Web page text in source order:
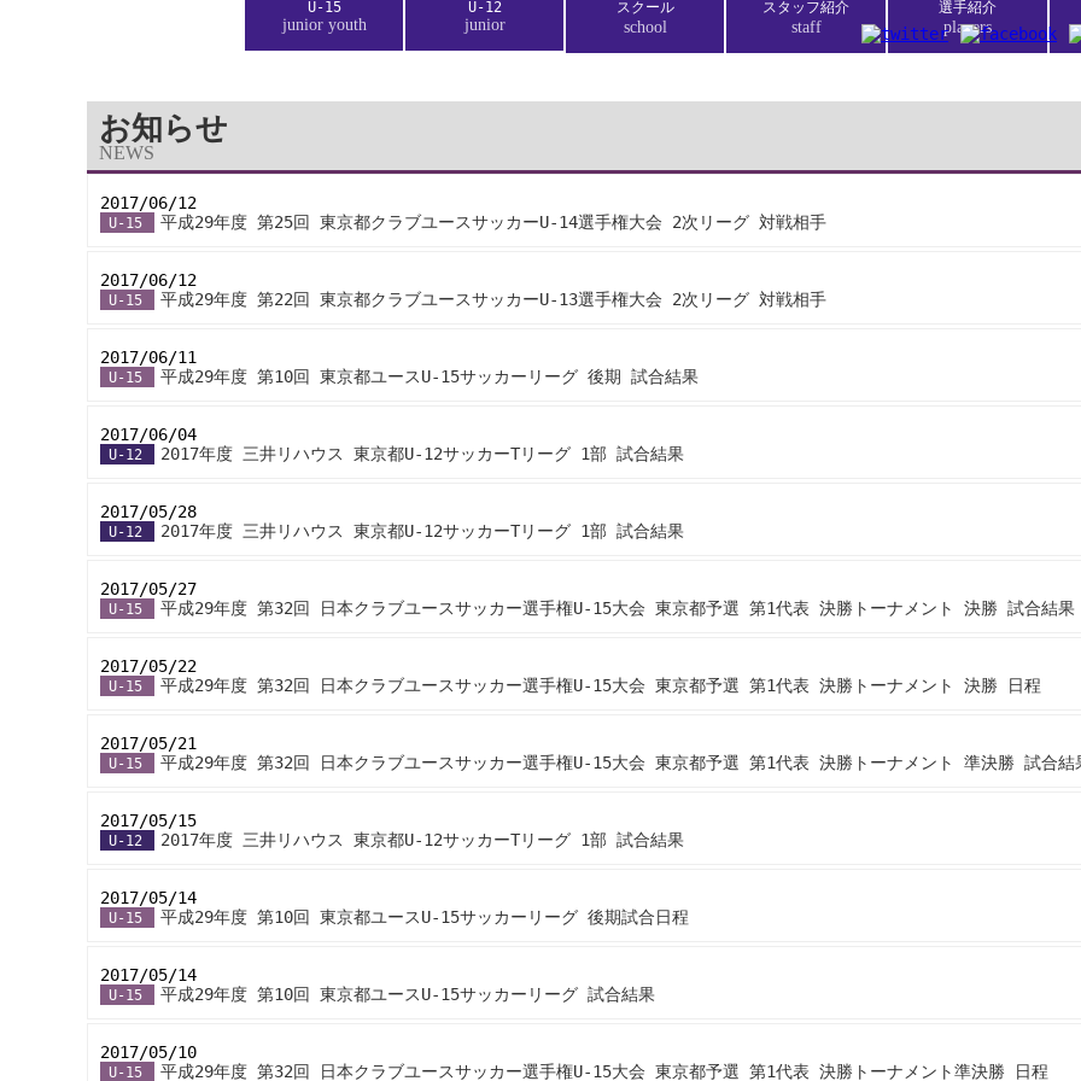
U-15
junior youth
U-12
junior
スクール
school
スタッフ紹介
staff
選手紹介
players
お知らせ
NEWS
2017/06/12
U-15
平成29年度 第25回 東京都クラブユースサッカーU-14選手権大会 2次リーグ 対戦相手
2017/06/12
U-15
平成29年度 第22回 東京都クラブユースサッカーU-13選手権大会 2次リーグ 対戦相手
2017/06/11
U-15
平成29年度 第10回 東京都ユースU-15サッカーリーグ 後期 試合結果
2017/06/04
U-12
2017年度 三井リハウス 東京都U-12サッカーTリーグ 1部 試合結果
2017/05/28
U-12
2017年度 三井リハウス 東京都U-12サッカーTリーグ 1部 試合結果
2017/05/27
U-15
平成29年度 第32回 日本クラブユースサッカー選手権U-15大会 東京都予選 第1代表 決勝トーナメント 決勝 試合結果
2017/05/22
U-15
平成29年度 第32回 日本クラブユースサッカー選手権U-15大会 東京都予選 第1代表 決勝トーナメント 決勝 日程
2017/05/21
U-15
平成29年度 第32回 日本クラブユースサッカー選手権U-15大会 東京都予選 第1代表 決勝トーナメント 準決勝 試合結
2017/05/15
U-12
2017年度 三井リハウス 東京都U-12サッカーTリーグ 1部 試合結果
2017/05/14
U-15
平成29年度 第10回 東京都ユースU-15サッカーリーグ 後期試合日程
2017/05/14
U-15
平成29年度 第10回 東京都ユースU-15サッカーリーグ 試合結果
2017/05/10
U-15
平成29年度 第32回 日本クラブユースサッカー選手権U-15大会 東京都予選 第1代表 決勝トーナメント準決勝 日程